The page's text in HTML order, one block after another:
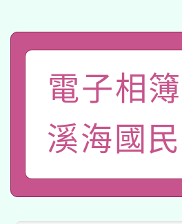
一案。
答一案
有關本府
人員健康講
心」，鼓勵
案。
本校115學
招)
適應運動
本館辦理
暨閱讀推動
科技賦能─
礎課程
電子相
溪海國